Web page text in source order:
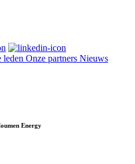
leden Onze partners Nieuws
Energy